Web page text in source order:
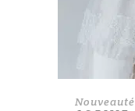
Nouveauté